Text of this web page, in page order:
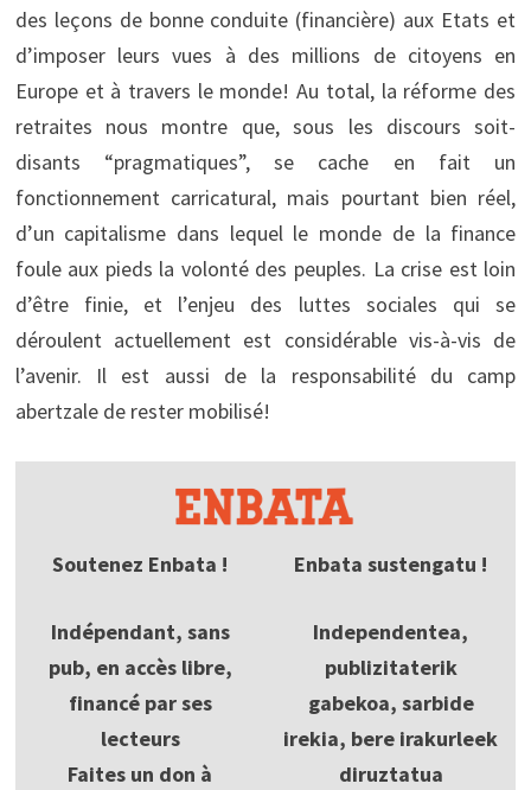
des leçons de bonne conduite (financière) aux Etats et
d’imposer leurs vues à des millions de citoyens en
Europe et à travers le monde! Au total, la réforme des
retraites nous montre que, sous les discours soit-
disants “pragmatiques”, se cache en fait un
fonctionnement carricatural, mais pourtant bien réel,
d’un capitalisme dans lequel le monde de la finance
foule aux pieds la volonté des peuples. La crise est loin
d’être finie, et l’enjeu des luttes sociales qui se
déroulent actuellement est considérable vis-à-vis de
l’avenir. Il est aussi de la responsabilité du camp
abertzale de rester mobilisé!
Soutenez Enbata !
Indépendant, sans
pub, en accès libre,
financé par ses
lecteurs
Faites un don à
Enbata sustengatu !
Independentea,
publizitaterik
gabekoa, sarbide
irekia, bere irakurleek
diruztatua